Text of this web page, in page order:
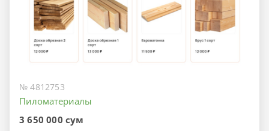
№ 4812753
Пиломатериалы
3 650 000 сум